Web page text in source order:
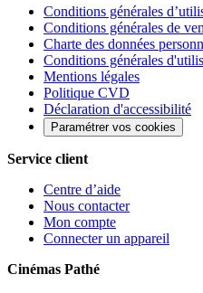
Conditions générales
Conditions générales de
Charte des données
Conditions générales
Mentions légales
Politique CVD
Déclaration d'accessibilité
Paramétrer vos cookies
Service client
Centre d’aide
Nous contacter
Mon compte
Connecter un appareil
Cinémas Pathé